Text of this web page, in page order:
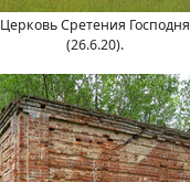
Церковь Сретения Господня
(26.6.20).